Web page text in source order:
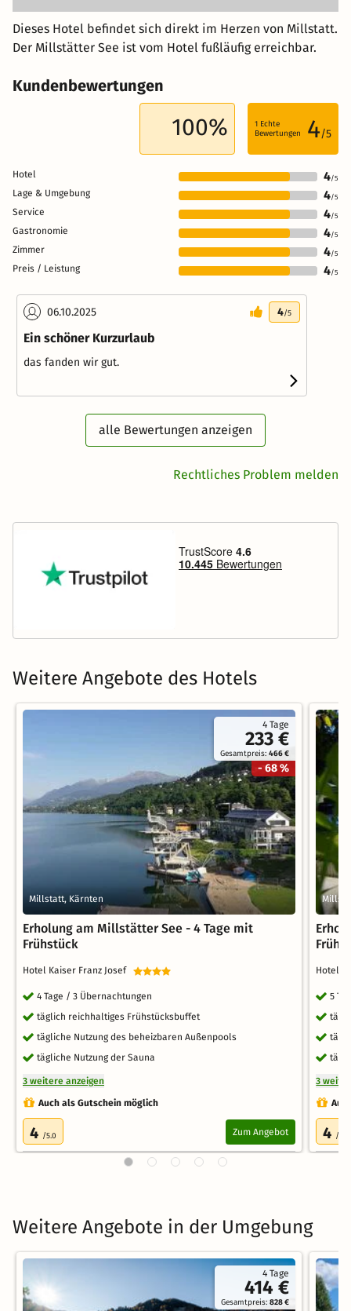
Dieses Hotel befindet sich direkt im Herzen von Millstatt.
Der Millstätter See ist vom Hotel fußläufig erreichbar.
Kundenbewertungen
100% 1 Echte
Bewertungen
4/5
Hotel 4/5
Lage & Umgebung 4/5
Service 4/5
Gastronomie 4/5
Zimmer 4/5
Preis / Leistung 4/5
06.10.2025 4/5
Ein schöner Kurzurlaub
das fanden wir gut.
alle Bewertungen anzeigen
Rechtliches Problem melden
Weitere Angebote des Hotels
4 Tage
233 €
Gesamtpreis:466 €
- 68 %
Millstatt, Kärnten
Erholung am Millstätter See - 4 Tage mit
Frühstück
Hotel Kaiser Franz Josef
4 Tage / 3 Übernachtungen
täglich reichhaltiges Frühstücksbuffet
tägliche Nutzung des beheizbaren Außenpools
tägliche Nutzung der Sauna
3 weitere anzeigen
Auch als Gutschein möglich
4 /5.0 Zum Angebot
Hotel
5
3
4 /5.0
Weitere Angebote in der Umgebung
4 Tage
414 €
Gesamtpreis:828 €